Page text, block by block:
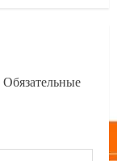
Обязательные